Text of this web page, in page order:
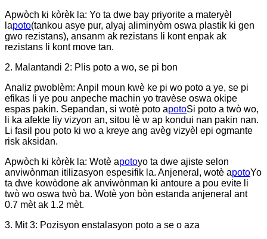
Apwòch ki kòrèk la: Yo ta dwe bay priyorite a materyèl
lapoto(tankou asye pur, alyaj aliminyòm oswa plastik ki gen
gwo rezistans), ansanm ak rezistans li kont enpak ak
rezistans li kont move tan.
2. Malantandi 2: Plis poto a wo, se pi bon
Analiz pwoblèm: Anpil moun kwè ke pi wo poto a ye, se pi
efikas li ye pou anpeche machin yo travèse oswa okipe
espas pakin. Sepandan, si wotè poto apotoSi poto a twò wo,
li ka afekte liy vizyon an, sitou lè w ap kondui nan pakin nan.
Li fasil pou poto ki wo a kreye ang avèg vizyèl epi ogmante
risk aksidan.
Apwòch ki kòrèk la: Wotè apotoyo ta dwe ajiste selon
anviwònman itilizasyon espesifik la. Anjeneral, wotè apotoYo
ta dwe kowòdone ak anviwònman ki antoure a pou evite li
twò wo oswa twò ba. Wotè yon bòn estanda anjeneral ant
0.7 mèt ak 1.2 mèt.
3. Mit 3: Pozisyon enstalasyon poto a se o aza